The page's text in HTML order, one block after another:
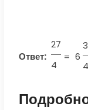
Ответ:
27
4
= 6
3
4